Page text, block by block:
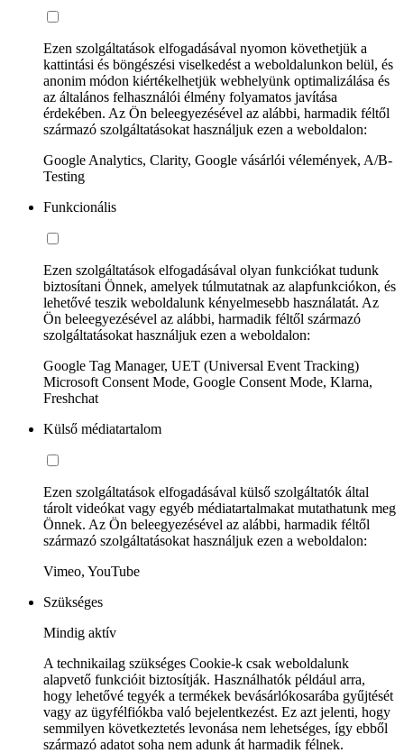
Ezen szolgáltatások elfogadásával nyomon követhetjük a
kattintási és böngészési viselkedést a weboldalunkon belül, és
anonim módon kiértékelhetjük webhelyünk optimalizálása és
az általános felhasználói élmény folyamatos javítása
érdekében. Az Ön beleegyezésével az alábbi, harmadik féltől
származó szolgáltatásokat használjuk ezen a weboldalon:
Google Analytics, Clarity, Google vásárlói vélemények, A/B-
Testing
Funkcionális
Ezen szolgáltatások elfogadásával olyan funkciókat tudunk
biztosítani Önnek, amelyek túlmutatnak az alapfunkciókon, és
lehetővé teszik weboldalunk kényelmesebb használatát. Az
Ön beleegyezésével az alábbi, harmadik féltől származó
szolgáltatásokat használjuk ezen a weboldalon:
Google Tag Manager, UET (Universal Event Tracking)
Microsoft Consent Mode, Google Consent Mode, Klarna,
Freshchat
Külső médiatartalom
Ezen szolgáltatások elfogadásával külső szolgáltatók által
tárolt videókat vagy egyéb médiatartalmakat mutathatunk meg
Önnek. Az Ön beleegyezésével az alábbi, harmadik féltől
származó szolgáltatásokat használjuk ezen a weboldalon:
Vimeo, YouTube
Szükséges
Mindig aktív
A technikailag szükséges Cookie-k csak weboldalunk
alapvető funkcióit biztosítják. Használhatók például arra,
hogy lehetővé tegyék a termékek bevásárlókosarába gyűjtését
vagy az ügyfélfiókba való bejelentkezést. Ez azt jelenti, hogy
semmilyen következtetés levonása nem lehetséges, így ebből
származó adatot soha nem adunk át harmadik félnek.